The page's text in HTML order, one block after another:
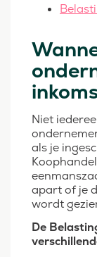
Niet
als je
apart of je
wordt
De